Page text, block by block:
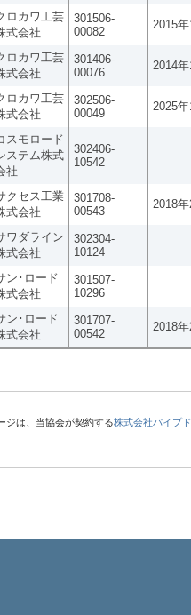
ロカワ工芸
式会社
301506-
00082
2015
ロカワ工芸
式会社
301406-
00076
2014
ロカワ工芸
式会社
302506-
00049
2025
スモロード
ステム株式
社
302406-
10542
クセス工業
式会社
301708-
00543
2018
ワダライン
式会社
302304-
10124
ン･ロード
式会社
301507-
10296
ン･ロード
式会社
301707-
00542
2018
ジは、当協会が契約する株式会社パイプ